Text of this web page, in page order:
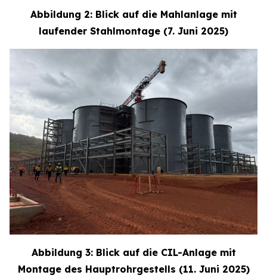
Abbildung 2: Blick auf die Mahlanlage mit
laufender Stahlmontage (7. Juni 2025)
Abbildung 3: Blick auf die CIL-Anlage mit
Montage des Hauptrohrgestells (11. Juni 2025)